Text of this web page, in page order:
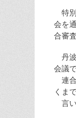
特
会を
合審
丹
会議
連
くま
言